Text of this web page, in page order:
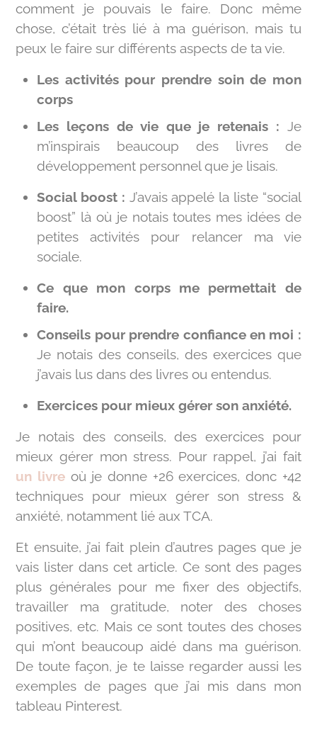
comment je pouvais le faire. Donc même
chose, c’était très lié à ma guérison, mais tu
peux le faire sur différents aspects de ta vie.
Les activités pour prendre soin de mon
corps
Les leçons de vie que je retenais : Je
m’inspirais beaucoup des livres de
développement personnel que je lisais.
Social boost : J’avais appelé la liste “social
boost” là où je notais toutes mes idées de
petites activités pour relancer ma vie
sociale.
Ce que mon corps me permettait de
faire.
Conseils pour prendre confiance en moi :
Je notais des conseils, des exercices que
j’avais lus dans des livres ou entendus.
Exercices pour mieux gérer son anxiété.
Je notais des conseils, des exercices pour
mieux gérer mon stress. Pour rappel, j’ai fait
un livre où je donne +26 exercices, donc +42
techniques pour mieux gérer son stress &
anxiété, notamment lié aux TCA.
Et ensuite, j’ai fait plein d’autres pages que je
vais lister dans cet article. Ce sont des pages
plus générales pour me fixer des objectifs,
travailler ma gratitude, noter des choses
positives, etc. Mais ce sont toutes des choses
qui m’ont beaucoup aidé dans ma guérison.
De toute façon, je te laisse regarder aussi les
exemples de pages que j’ai mis dans mon
tableau Pinterest.